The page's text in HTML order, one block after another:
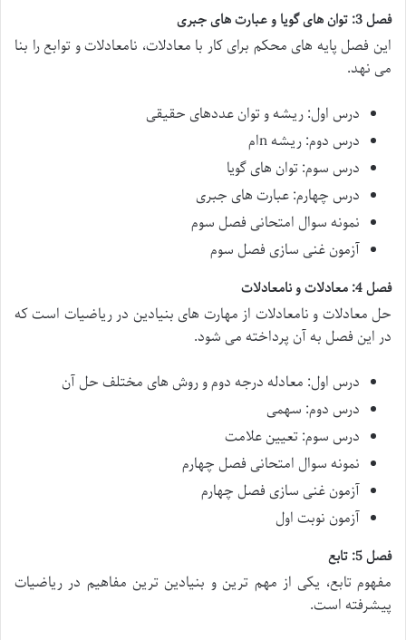
فصل 3: توان های گویا و عبارت های جبری
این فصل پایه های محکم برای کار با معادلات، نامعادلات و توابع را بنا
می نهد.
درس اول: ریشه و توان عددهای حقیقی
درس دوم: ریشه nام
درس سوم: توان های گویا
درس چهارم: عبارت های جبری
نمونه سوال امتحانی فصل سوم
آزمون غنی سازی فصل سوم
فصل 4: معادلات و نامعادلات
حل معادلات و نامعادلات از مهارت های بنیادین در ریاضیات است که
در این فصل به آن پرداخته می شود.
درس اول: معادله درجه دوم و روش های مختلف حل آن
درس دوم: سهمی
درس سوم: تعیین علامت
نمونه سوال امتحانی فصل چهارم
آزمون غنی سازی فصل چهارم
آزمون نوبت اول
فصل 5: تابع
مفهوم تابع، یکی از مهم ترین و بنیادین ترین مفاهیم در ریاضیات
پیشرفته است.